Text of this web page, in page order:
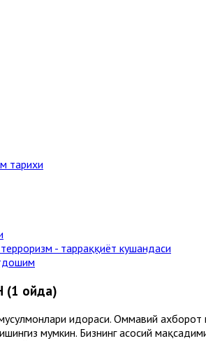
тарихи
- тарраққиёт кушандаси
(1 ойда)
идораси. Оммавий ахборот
мумкин. Бизнинг асосий